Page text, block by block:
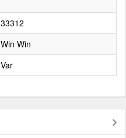
33312
Win Win
Var